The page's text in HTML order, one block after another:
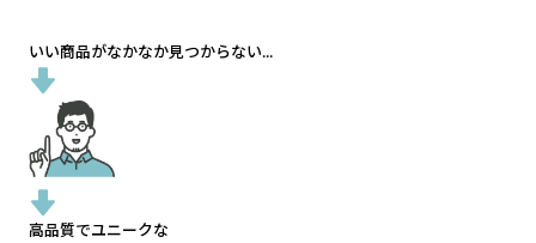
いい商品がなかなか見つからない...
高品質でユニークな